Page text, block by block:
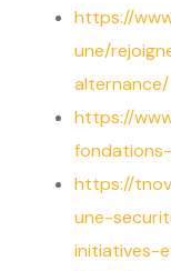
https://
une/
alternance/
https://
https://
une-
initiatives-